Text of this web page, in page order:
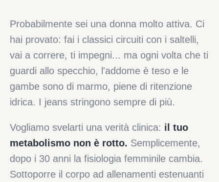
Probabilmente sei una donna molto attiva. Ci
hai provato: fai i classici circuiti con i saltelli,
vai a correre, ti impegni... ma ogni volta che ti
guardi allo specchio, l'addome è teso e le
gambe sono di marmo, piene di ritenzione
idrica. I jeans stringono sempre di più.
Vogliamo svelarti una verità clinica: il tuo
metabolismo non è rotto. Semplicemente,
dopo i 30 anni la fisiologia femminile cambia.
Sottoporre il corpo ad allenamenti estenuanti